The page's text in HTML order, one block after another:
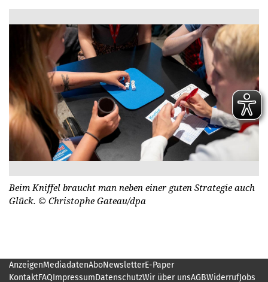
Beim Kniffel braucht man neben einer guten Strategie auch
Glück. © Christophe Gateau/dpa
AnzeigenMediadatenAboNewsletterE-Paper
KontaktFAQImpressumDatenschutzWir über unsAGBWiderrufJobs